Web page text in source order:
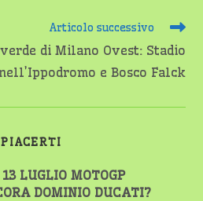
Articolo successivo
di Milano Ovest: Stadio
e Bosco Falck
LUGLIO MOTOGP
DOMINIO DUCATI?